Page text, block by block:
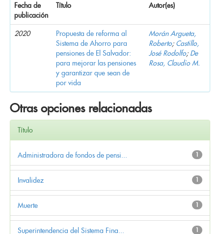
Fecha de
publicación
Título Autor(es)
2020
Propuesta de reforma al
Sistema de Ahorro para
pensiones de El Salvador:
para mejorar las pensiones
y garantizar que sean de
por vida
Morán Argueta,
Roberto; Castillo,
José Rodolfo; De
Rosa, Claudio M.
Otras opciones relacionadas
Título
1
Administradora de fondos de pensi...
1
Invalidez
1
Muerte
1
Superintendencia del Sistema Fina...